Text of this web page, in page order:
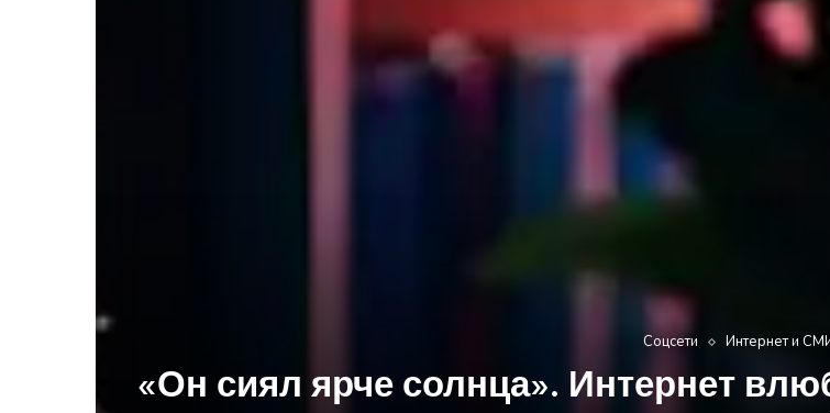
Coцсети Интернет и
«Он сиял ярче солнца». Интернет